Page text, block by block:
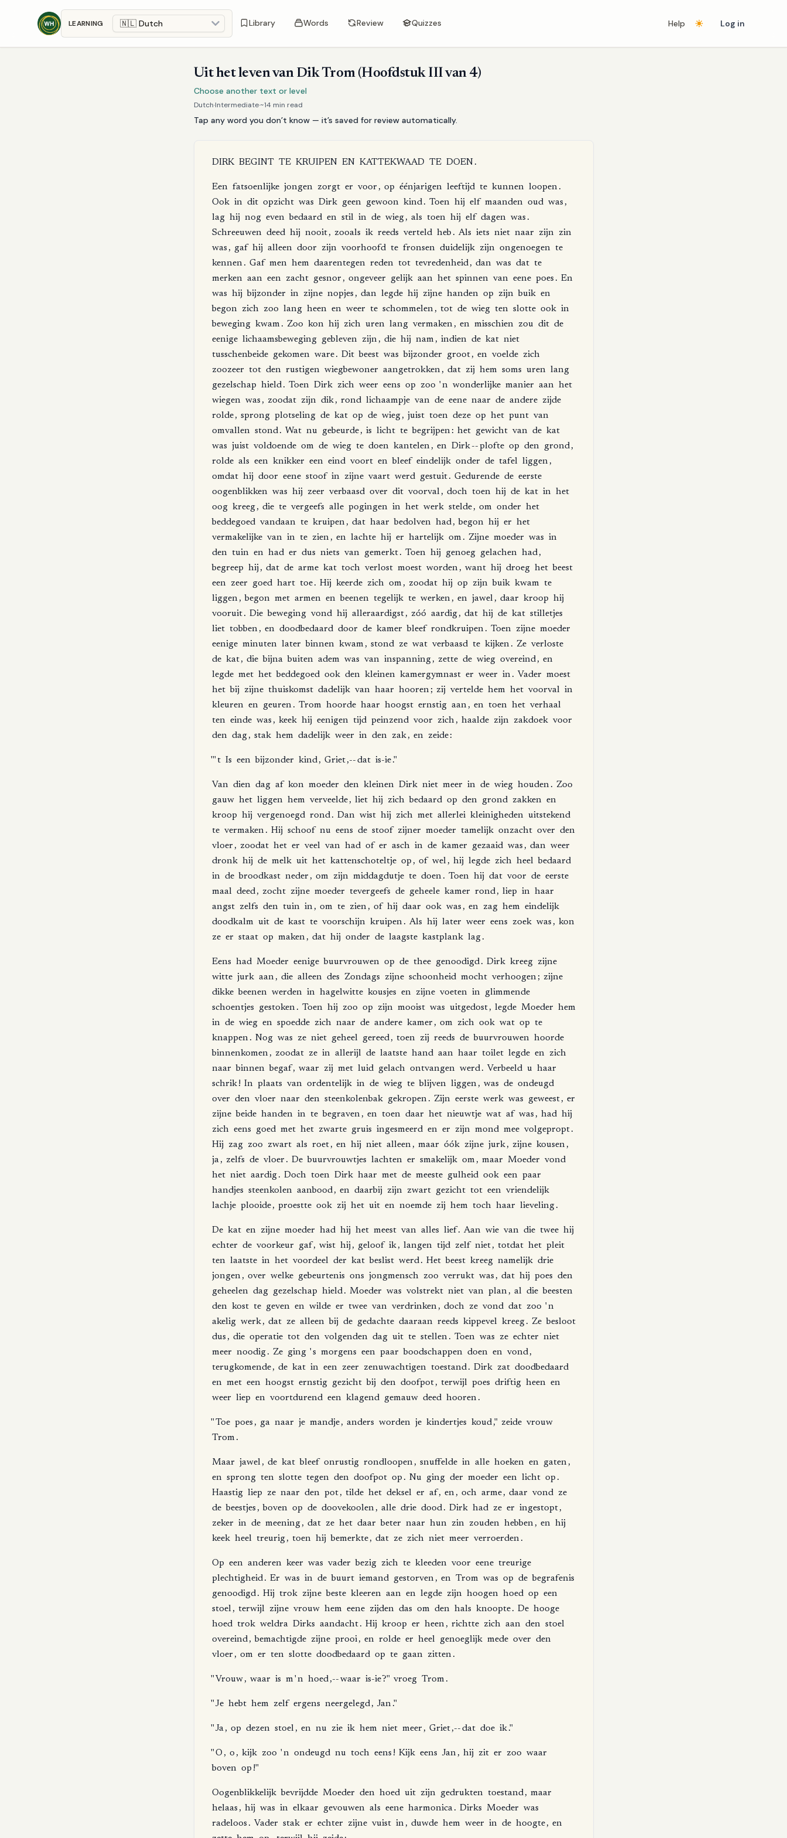
Skip to main content
LEARNING Library Words Review Quizzes Help Log in
Uit het leven van Dik Trom (Hoofdstuk III van 4)
Choose another text or level
Dutch·Intermediate·~14min read
Tap any word you don’t know — it’s saved for review automatically.
DIRK BEGINT TE KRUIPEN EN KATTEKWAAD TE DOEN .
Een fatsoenlijke jongen zorgt er voor , op éénjarigen leeftijd te kunnen loopen .
Ook in dit opzicht was Dirk geen gewoon kind . Toen hij elf maanden oud was ,
lag hij nog even bedaard en stil in de wieg , als toen hij elf dagen was .
Schreeuwen deed hij nooit , zooals ik reeds verteld heb . Als iets niet naar zijn zin
was , gaf hij alleen door zijn voorhoofd te fronsen duidelijk zijn ongenoegen te
kennen . Gaf men hem daarentegen reden tot tevredenheid , dan was dat te
merken aan een zacht gesnor , ongeveer gelijk aan het spinnen van eene poes . En
was hij bijzonder in zijne nopjes , dan legde hij zijne handen op zijn buik en
begon zich zoo lang heen en weer te schommelen , tot de wieg ten slotte ook in
beweging kwam . Zoo kon hij zich uren lang vermaken , en misschien zou dit de
eenige lichaamsbeweging gebleven zijn , die hij nam , indien de kat niet
tusschenbeide gekomen ware . Dit beest was bijzonder groot , en voelde zich
zoozeer tot den rustigen wiegbewoner aangetrokken , dat zij hem soms uren lang
gezelschap hield . Toen Dirk zich weer eens op zoo 'n wonderlijke manier aan het
wiegen was , zoodat zijn dik , rond lichaampje van de eene naar de andere zijde
rolde , sprong plotseling de kat op de wieg , juist toen deze op het punt van
omvallen stond . Wat nu gebeurde , is licht te begrijpen : het gewicht van de kat
was juist voldoende om de wieg te doen kantelen , en Dirk --plofte op den grond ,
rolde als een knikker een eind voort en bleef eindelijk onder de tafel liggen ,
omdat hij door eene stoof in zijne vaart werd gestuit . Gedurende de eerste
oogenblikken was hij zeer verbaasd over dit voorval , doch toen hij de kat in het
oog kreeg , die te vergeefs alle pogingen in het werk stelde , om onder het
beddegoed vandaan te kruipen , dat haar bedolven had , begon hij er het
vermakelijke van in te zien , en lachte hij er hartelijk om . Zijne moeder was in
den tuin en had er dus niets van gemerkt . Toen hij genoeg gelachen had ,
begreep hij , dat de arme kat toch verlost moest worden , want hij droeg het beest
een zeer goed hart toe . Hij keerde zich om , zoodat hij op zijn buik kwam te
liggen , begon met armen en beenen tegelijk te werken , en jawel , daar kroop hij
vooruit . Die beweging vond hij alleraardigst , zóó aardig , dat hij de kat stilletjes
liet tobben , en doodbedaard door de kamer bleef rondkruipen . Toen zijne moeder
eenige minuten later binnen kwam , stond ze wat verbaasd te kijken . Ze verloste
de kat , die bijna buiten adem was van inspanning , zette de wieg overeind , en
legde met het beddegoed ook den kleinen kamergymnast er weer in . Vader moest
het bij zijne thuiskomst dadelijk van haar hooren ; zij vertelde hem het voorval in
kleuren en geuren . Trom hoorde haar hoogst ernstig aan , en toen het verhaal
ten einde was , keek hij eenigen tijd peinzend voor zich , haalde zijn zakdoek voor
den dag , stak hem dadelijk weer in den zak , en zeide :
"' t Is een bijzonder kind , Griet ,--dat is-ie ."
Van dien dag af kon moeder den kleinen Dirk niet meer in de wieg houden . Zoo
gauw het liggen hem verveelde , liet hij zich bedaard op den grond zakken en
kroop hij vergenoegd rond . Dan wist hij zich met allerlei kleinigheden uitstekend
te vermaken . Hij schoof nu eens de stoof zijner moeder tamelijk onzacht over den
vloer , zoodat het er veel van had of er asch in de kamer gezaaid was , dan weer
dronk hij de melk uit het kattenschoteltje op , of wel , hij legde zich heel bedaard
in de broodkast neder , om zijn middagdutje te doen . Toen hij dat voor de eerste
maal deed , zocht zijne moeder tevergeefs de geheele kamer rond , liep in haar
angst zelfs den tuin in , om te zien , of hij daar ook was , en zag hem eindelijk
doodkalm uit de kast te voorschijn kruipen . Als hij later weer eens zoek was , kon
ze er staat op maken , dat hij onder de laagste kastplank lag .
Eens had Moeder eenige buurvrouwen op de thee genoodigd . Dirk kreeg zijne
witte jurk aan , die alleen des Zondags zijne schoonheid mocht verhoogen ; zijne
dikke beenen werden in hagelwitte kousjes en zijne voeten in glimmende
schoentjes
gestoken . Toen hij zoo op zijn mooist was uitgedost , legde Moeder hem
in de wieg en spoedde zich naar de andere kamer , om zich ook wat op
te
knappen . Nog was ze niet geheel gereed , toen zij reeds de buurvrouwen hoorde
binnenkomen , zoodat ze in allerijl de laatste hand aan haar toilet legde en zich
naar binnen begaf, waar zij met luid gelach ontvangen werd . Verbeeld u haar
schrik ! In plaats van ordentelijk in de wieg te blijven liggen , was de ondeugd
over den vloer naar den steenkolenbak gekropen . Zijn eerste werk was geweest , er
zijne beide handen in te begraven , en toen daar het nieuwtje wat af was , had hij
zich eens goed met het zwarte gruis ingesmeerd en er zijn mond mee volgepropt .
Hij
zag zoo zwart als roet , en hij niet alleen , maar óók zijne jurk , zijne kousen ,
ja , zelfs de vloer . De buurvrouwtjes lachten er smakelijk om , maar Moeder vond
het niet aardig . Doch toen Dirk haar met de meeste gulheid ook een paar
handjes steenkolen aanbood , en daarbij zijn zwart gezicht tot een vriendelijk
lachje plooide , proestte ook zij het uit en noemde zij hem toch haar lieveling .
De kat en zijne moeder had hij het meest van alles lief. Aan wie van die twee hij
echter de voorkeur gaf, wist hij , geloof ik , langen tijd zelf niet , totdat het pleit
ten laatste in het voordeel der kat beslist werd . Het beest kreeg namelijk drie
jongen , over welke gebeurtenis ons jongmensch zoo verrukt was , dat hij poes den
geheelen dag gezelschap hield . Moeder was volstrekt niet van plan , al die beesten
den kost te geven en wilde er twee van verdrinken , doch ze vond dat zoo 'n
akelig werk , dat ze alleen bij de gedachte daaraan reeds kippevel kreeg . Ze besloot
dus , die operatie tot den volgenden dag uit te stellen . Toen was ze echter niet
meer noodig . Ze ging 's morgens een paar boodschappen doen en vond ,
terugkomende , de kat in een zeer zenuwachtigen toestand . Dirk zat doodbedaard
en met een hoogst ernstig gezicht bij den doofpot , terwijl poes driftig heen en
weer liep en voortdurend een klagend gemauw deed hooren .
"Toe poes , ga naar je mandje , anders worden je kindertjes koud ," zeide vrouw
Trom .
Maar jawel , de kat bleef onrustig rondloopen , snuffelde in alle hoeken en gaten ,
en sprong ten slotte tegen den doofpot op . Nu ging der moeder een licht op .
Haastig liep ze naar den pot , tilde het deksel er af, en , och arme , daar vond ze
de beestjes , boven op de doovekoolen , alle drie dood . Dirk had ze er ingestopt ,
zeker in de meening , dat ze het daar beter naar hun zin zouden hebben , en hij
keek heel treurig , toen hij bemerkte , dat ze zich niet meer verroerden .
Op een anderen keer was vader bezig zich te kleeden voor eene treurige
plechtigheid . Er was in de buurt iemand gestorven , en Trom was op de begrafenis
genoodigd . Hij trok zijne beste kleeren aan en legde zijn hoogen hoed op een
stoel , terwijl zijne vrouw hem eene zijden das om den hals knoopte . De hooge
hoed trok weldra Dirks aandacht . Hij kroop er heen , richtte zich aan den stoel
overeind , bemachtigde zijne prooi , en rolde er heel genoeglijk mede over den
vloer , om er ten slotte doodbedaard op te gaan zitten .
" Vrouw , waar is m'n hoed ,--waar is-ie?" vroeg Trom .
"Je hebt hem zelf ergens neergelegd , Jan ."
"Ja , op dezen stoel , en nu zie ik hem niet meer , Griet ,--dat doe ik ."
"O , o , kijk zoo 'n ondeugd nu toch eens ! Kijk eens Jan , hij zit er zoo waar
boven op !"
Oogenblikkelijk bevrijdde Moeder den hoed uit zijn gedrukten toestand , maar
helaas , hij was in elkaar gevouwen als eene harmonica . Dirks Moeder was
radeloos . Vader stak er echter zijne vuist in , duwde hem weer in de hoogte , en